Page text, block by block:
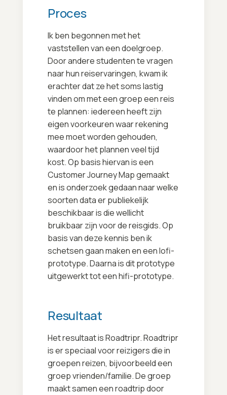
Proces
Ik ben begonnen met het
vaststellen van een doelgroep.
Door andere studenten te vragen
naar hun reiservaringen, kwam ik
erachter dat ze het soms lastig
vinden om met een groep een reis
te plannen: iedereen heeft zijn
eigen voorkeuren waar rekening
mee moet worden gehouden,
waardoor het plannen veel tijd
kost. Op basis hiervan is een
Customer Journey Map gemaakt
en is onderzoek gedaan naar welke
soorten data er publiekelijk
beschikbaar is die wellicht
bruikbaar zijn voor de reisgids. Op
basis van deze kennis ben ik
schetsen gaan maken en een lofi-
prototype. Daarna is dit prototype
uitgewerkt tot een hifi-prototype.
Resultaat
Het resultaat is Roadtripr. Roadtripr
is er speciaal voor reizigers die in
groepen reizen, bijvoorbeeld een
groep vrienden/familie. De groep
maakt samen een roadtrip door